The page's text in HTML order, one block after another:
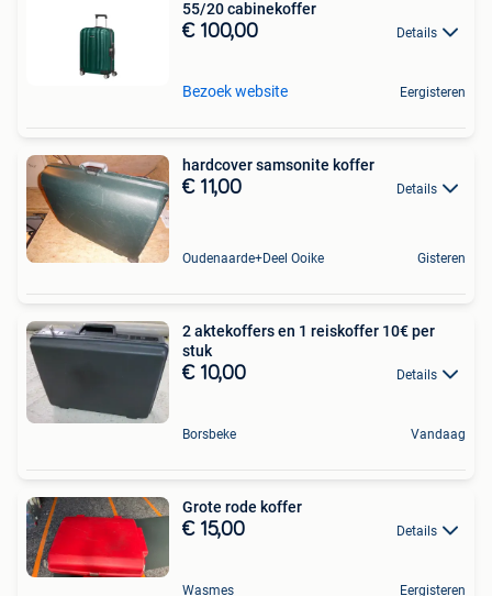
55/20 cabinekoffer
€ 100,00 Details
Bezoek website Eergisteren
hardcover samsonite koffer
€ 11,00 Details
Oudenaarde+Deel Ooike Gisteren
2 aktekoffers en 1 reiskoffer 10€ per
stuk
€ 10,00 Details
Borsbeke Vandaag
Grote rode koffer
€ 15,00 Details
Wasmes Eergisteren